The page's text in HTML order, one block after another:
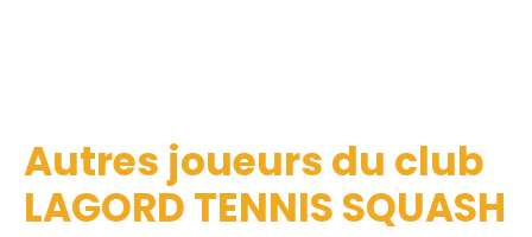
Autres joueurs du club
LAGORD TENNIS SQUASH